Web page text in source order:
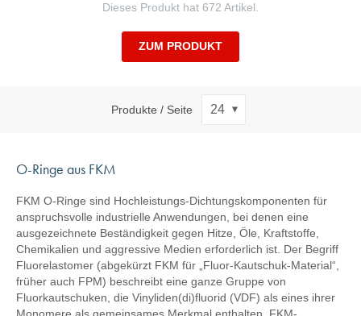
Dieses Produkt hat 672 Artikel.
ZUM PRODUKT
Produkte / Seite
O-Ringe aus FKM
FKM O-Ringe sind Hochleistungs-Dichtungskomponenten für
anspruchsvolle industrielle Anwendungen, bei denen eine
ausgezeichnete Beständigkeit gegen Hitze, Öle, Kraftstoffe,
Chemikalien und aggressive Medien erforderlich ist. Der Begriff
Fluorelastomer (abgekürzt FKM für „Fluor-Kautschuk-Material“,
früher auch FPM) beschreibt eine ganze Gruppe von
Fluorkautschuken, die Vinyliden(di)fluorid (VDF) als eines ihrer